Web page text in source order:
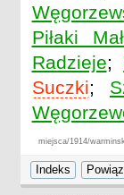
Piłaki
Radzieje;
Suczki;
miejsca/1914/